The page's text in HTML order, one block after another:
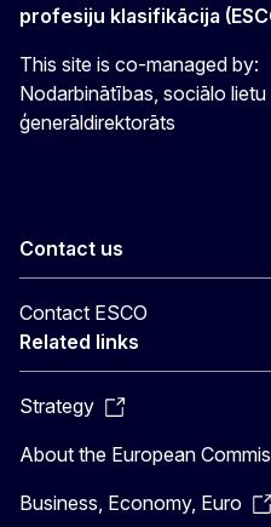
profesiju klasifikācija
This site is co-managed by:
Nodarbinātības, sociālo
ģenerāldirektorāts
Contact us
Contact ESCO
Related links
Strategy
About the European
Business, Economy, Euro